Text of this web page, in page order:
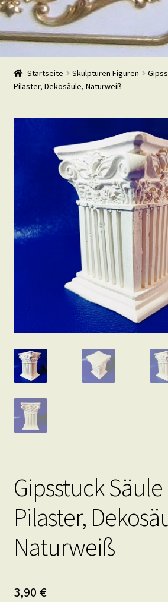
Navigation
Zum
Inhalt
Start
Shop
Warenkorb
Mein Konto
Kontakt
Startseite Skulpturen Figuren
Pilaster, Dekosäule, Naturweiß
Gipsstuck Säule
Pilaster,
Naturweiß
3,90 €